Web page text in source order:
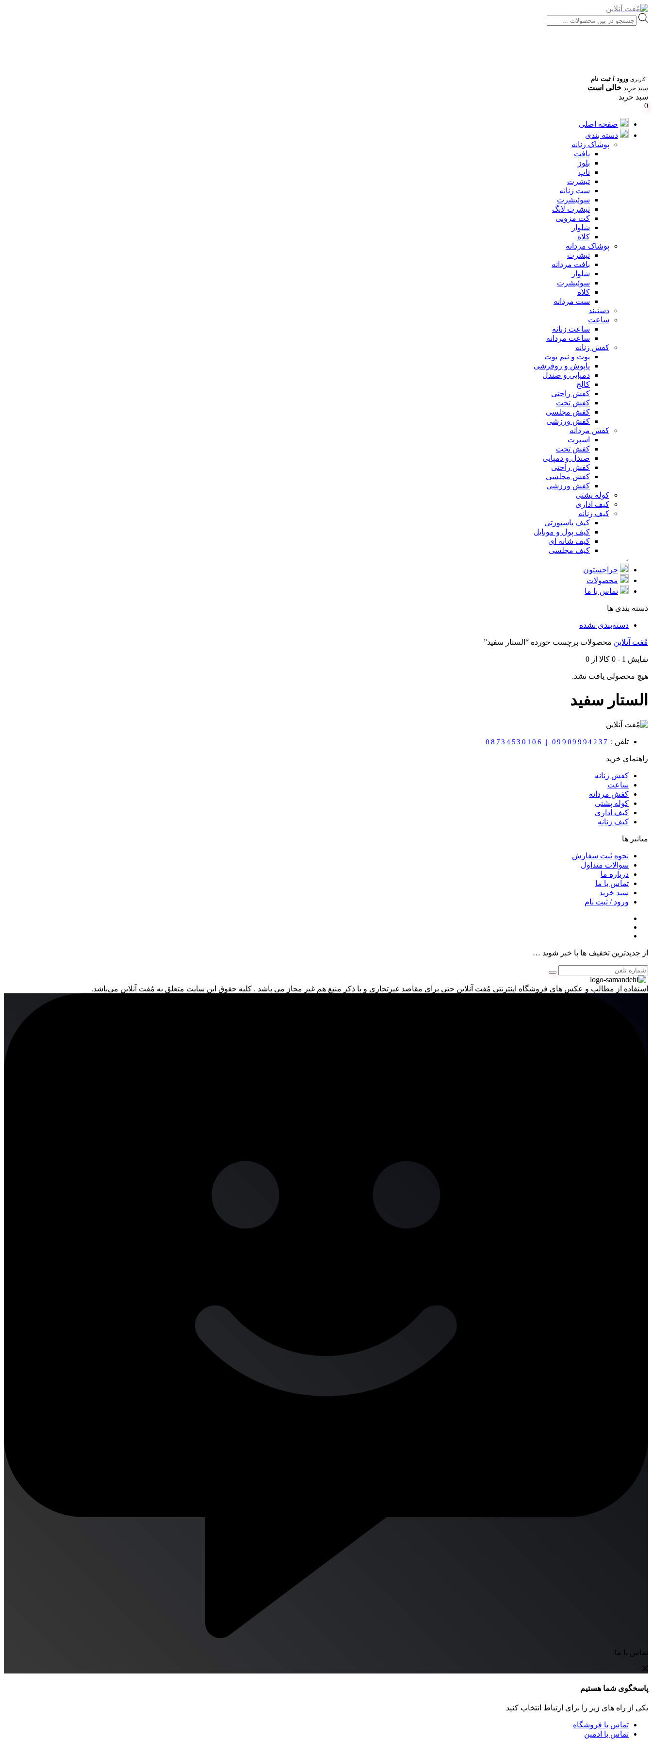
Products
search
کاربری ورود / ثبت نام
سبد خرید خالی است
سبد خرید
0
صفحه اصلی
دسته بندی
پوشاک زنانه
بافت
بلوز
تاپ
تیشرت
ست زنانه
سوئیشرت
تیشرت لانگ
کت مزونی
شلوار
کلاه
پوشاک مردانه
تیشرت
بافت مردانه
شلوار
سوئیشرت
کلاه
ست مردانه
دستبند
ساعت
ساعت زنانه
ساعت مردانه
کفش زنانه
بوت و نیم بوت
پاپوش و روفرشی
دمپایی و صندل
کالج
کفش راحتی
کفش تخت
کفش مجلسی
کفش ورزشی
کفش مردانه
اسپرت
کفش تخت
صندل و دمپایی
کفش راحتی
کفش مجلسی
کفش ورزشی
کوله پشتی
کیف اداری
کیف زنانه
کیف پاسپورتی
کیف پول و موبایل
کیف شانه ای
کیف مجلسی
حراجستون
محصولات
تماس با ما
دسته بندی ها
دسته‌بندی نشده
مُفت آنلاین محصولات برچسب خورده “الستار سفید”
نمایش 1
-
0 کالا از 0
هیچ محصولی یافت نشد.
الستار سفید
تلفن : 08734530106 | 09909994237
راهنمای خرید
کفش زنانه
ساعت
کفش مردانه
کوله پشتی
کیف اداری
کیف زنانه
میانبر ها
نحوه ثبت سفارش
سوالات متداول
درباره ما
تماس با ما
سبد خرید
ورود / ثبت نام
از جدیدترین تخفیف ها با خبر شوید …
استفاده از مطالب و عکس های فروشگاه اینترنتی مُفت آنلاین حتی برای مقاصد غیرتجاری و با ذکر منبع هم غیر مجاز می باشد . کلیه حقوق این سایت متعلق به مُفت آنلاین می‌باشد.
تماس با ما
پاسخگوی شما هستیم
یکی از راه های زیر را برای ارتباط انتخاب کنید
تماس با فروشگاه
تماس با ادمین